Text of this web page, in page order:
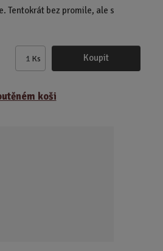
Tentokrát bez promile, ale s
Z
Ks Koupit
koši